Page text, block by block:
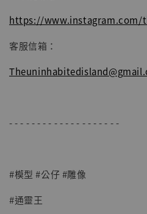
https://www.instagram.com/
客服信箱：
- - - - - - - - - - - - - - - - - - - -
#模型 #公仔 #雕像
#通靈王